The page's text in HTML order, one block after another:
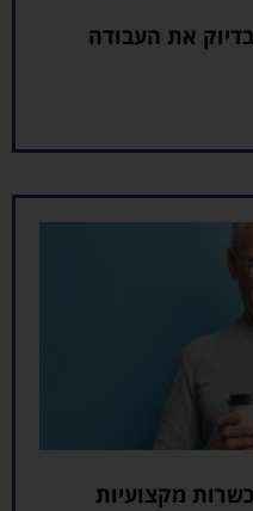
את העבודה
מקצועיות